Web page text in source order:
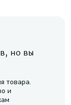
но вы
товара.
и